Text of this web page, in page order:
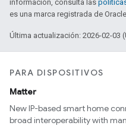
información, consulta las
es una marca registrada de
Última actualización: 2026-02-03
PARA DISPOSITIVOS
Matter
New IP-based smart home
broad interoperability with